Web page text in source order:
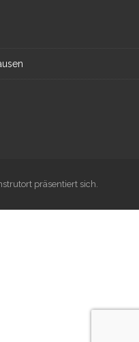
präsentiert sich.